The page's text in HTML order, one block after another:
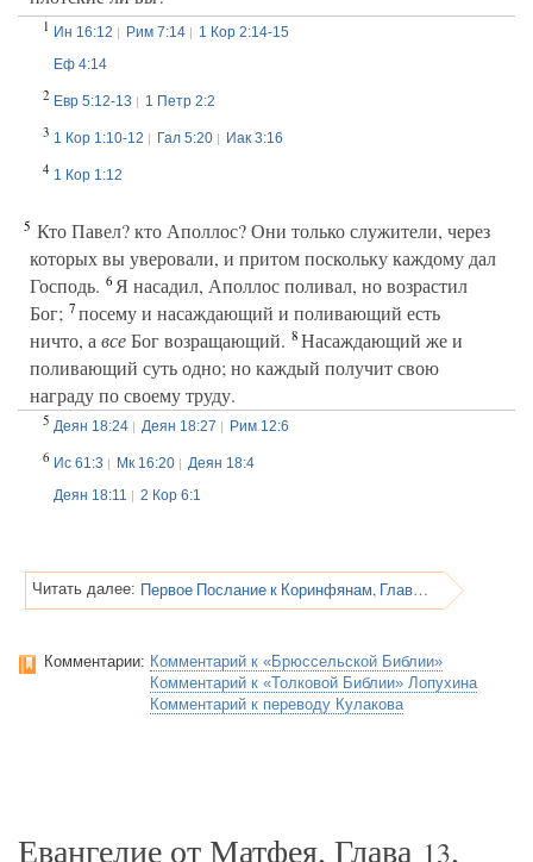
1 Ин 16:12 Рим 7:14
1 Кор 2:14-15
Еф 4:14
2 Евр 5:12-13 1 Петр 2:2
3 1 Кор 1:10-12 Гал 5:20 Иак 3:16
4 1 Кор 1:12
5 Кто Павел? кто Аполлос? Они только служители, через
которых вы уверовали, и притом поскольку каждому дал
Господь. 6Я насадил, Аполлос поливал, но возрастил
Бог; 7посему и насаждающий и поливающий есть
ничто, авсеБог возращающий. 8Насаждающий же и
поливающий суть одно; но каждый получит свою
награду по своему труду.
5 Деян 18:24 Деян 18:27 Рим 12:6
6 Ис 61:3 Мк 16:20
Деян 18:4
Деян 18:11
2 Кор 6:1
Читать далее: Первое Послание к Коринфянам, Глава 3
Комментарии: Комментарий к «Брюссельской Библии»
Комментарий к «Толковой Библии» Лопухина
Комментарий к переводу Кулакова
Евангелие от Матфея, Глава 13,